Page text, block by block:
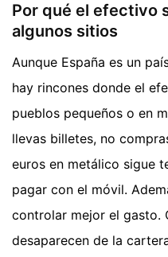
Por qué el efectivo
algunos sitios
Aunque España es un
hay rincones donde el
pueblos pequeños o en
llevas billetes, no
euros en metálico sigue
pagar con el móvil.
controlar mejor el gasto.
desaparecen de la